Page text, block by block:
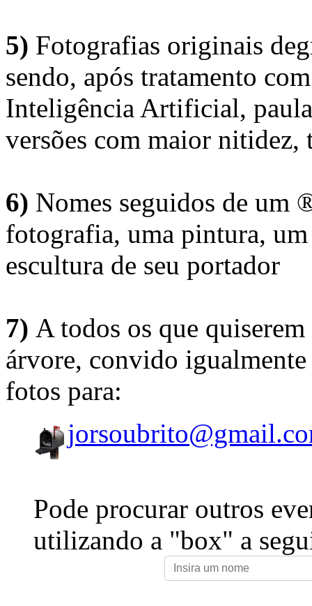
5) Fotografias originais
sendo, após tratamento
Inteligência Artificial,
versões com maior nitidez,
6) Nomes seguidos de um
fotografia, uma pintura,
escultura de seu portador
7) A todos os que
árvore, convido
fotos para:
Pode procurar outros
utilizando a "box" a